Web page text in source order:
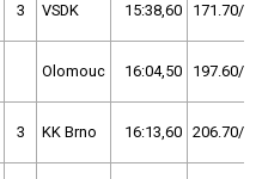
3 VSDK 15:38,60 171.70/
Olomouc 16:04,50 197.60/
3 KK Brno 16:13,60 206.70/